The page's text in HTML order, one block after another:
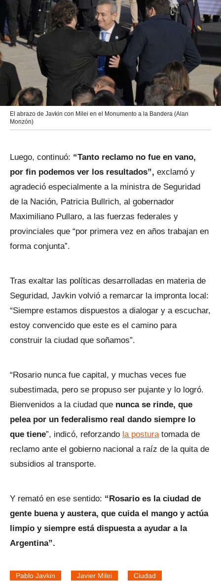
El abrazo de Javkin con Milei en el Monumento a la Bandera (Alan
Monzón)
Luego, continuó: “Tanto reclamo no fue en vano,
por fin podemos ver los resultados”, exclamó y
agradeció especialmente a la ministra de Seguridad
de la Nación, Patricia Bullrich, al gobernador
Maximiliano Pullaro, a las fuerzas federales y
provinciales que “por primera vez en años trabajan en
forma conjunta”.
Tras exaltar las políticas desarrolladas en materia de
Seguridad, Javkin volvió a remarcar la impronta local:
“Siempre estamos dispuestos a dialogar y a escuchar,
estoy convencido que este es el camino para
construir la ciudad que soñamos”.
“Rosario nunca fue capital, y muchas veces fue
subestimada, pero se propuso ser pujante y lo logró.
Bienvenidos a la ciudad que nunca se rinde, que
pelea por un federalismo real dando siempre lo
que tiene”, indicó, reforzando la posturatomada de
reclamo ante el gobierno nacional a raíz de la quita de
subsidios al transporte.
Y remató en ese sentido: “Rosario es la ciudad de
gente buena y austera, que cuida el mango y actúa
limpio y siempre está dispuesta a ayudar a la
Argentina”.
Pablo Javkin Javier Milei
Ciudad